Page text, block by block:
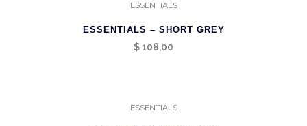
ESSENTIALS
ESSENTIALS – SHORT GREY
$108,00
ESSENTIALS